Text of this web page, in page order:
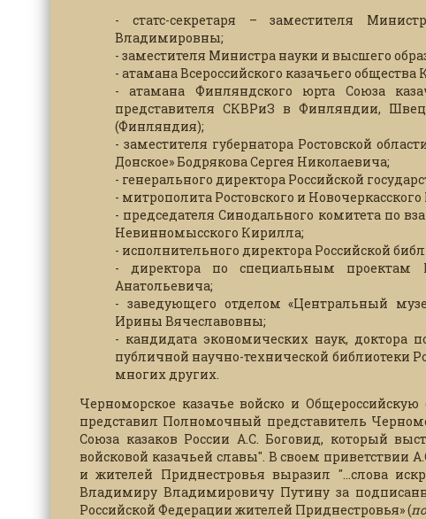
- статс-секретаря – заместителя
Владимировны;
- заместителя Министра науки и высшего
- атамана Всероссийского казачьего
- атамана Финляндского юрта Союза
представителя СКВРиЗ в Финляндии,
(Финляндия);
- заместителя губернатора Ростовской
Донское» Бодрякова Сергея Николаевича;
- генерального директора Российской
- митрополита Ростовского и
- председателя Синодального комитета по
Невинномысского Кирилла;
- исполнительного директора Российской
- директора по специальным проектам
Анатольевича;
- заведующего отделом «Центральный
Ирины Вячеславовны;
- кандидата экономических наук, доктора
публичной научно-технической библиотеки
многих других.
Черноморское казачье войско и
представил Полномочный представитель
Союза казаков России А.С. Боговид, который
войсковой казачьей славы". В своем приветствии
и жителей Приднестровья выразил "...слова
Владимиру Владимировичу Путину за
Российской Федерации жителей Приднестровья» (